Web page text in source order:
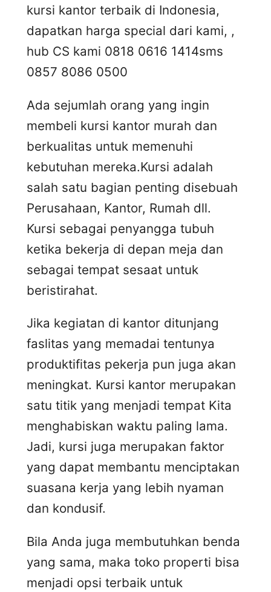
kursi kantor terbaik di Indonesia,
dapatkan harga special dari kami, ,
hub CS kami 0818 0616 1414sms
0857 8086 0500
Ada sejumlah orang yang ingin
membeli kursi kantor murah dan
berkualitas untuk memenuhi
kebutuhan mereka.Kursi adalah
salah satu bagian penting disebuah
Perusahaan, Kantor, Rumah dll.
Kursi sebagai penyangga tubuh
ketika bekerja di depan meja dan
sebagai tempat sesaat untuk
beristirahat.
Jika kegiatan di kantor ditunjang
faslitas yang memadai tentunya
produktifitas pekerja pun juga akan
meningkat. Kursi kantor merupakan
satu titik yang menjadi tempat Kita
menghabiskan waktu paling lama.
Jadi, kursi juga merupakan faktor
yang dapat membantu menciptakan
suasana kerja yang lebih nyaman
dan kondusif.
Bila Anda juga membutuhkan benda
yang sama, maka toko properti bisa
menjadi opsi terbaik untuk